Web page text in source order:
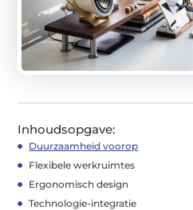
Inhoudsopgave:
Duurzaamheid voorop
Flexibele werkruimtes
Ergonomisch design
Technologie-integratie